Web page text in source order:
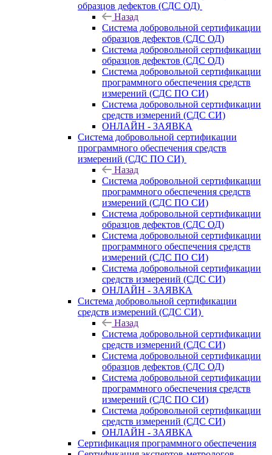
образцов дефектов (СДС ОД)
Назад
Система добровольной сертификации
образцов дефектов (СДС ОД)
Система добровольной сертификации
образцов дефектов (СДС ОД)
Система добровольной сертификации
программного обеспечения средств
измерений (СДС ПО СИ)
Система добровольной сертификации
средств измерений (СДС СИ)
ОНЛАЙН - ЗАЯВКА
Система добровольной сертификации
программного обеспечения средств
измерений (СДС ПО СИ)
Назад
Система добровольной сертификации
программного обеспечения средств
измерений (СДС ПО СИ)
Система добровольной сертификации
образцов дефектов (СДС ОД)
Система добровольной сертификации
программного обеспечения средств
измерений (СДС ПО СИ)
Система добровольной сертификации
средств измерений (СДС СИ)
ОНЛАЙН - ЗАЯВКА
Система добровольной сертификации
средств измерений (СДС СИ)
Назад
Система добровольной сертификации
средств измерений (СДС СИ)
Система добровольной сертификации
образцов дефектов (СДС ОД)
Система добровольной сертификации
программного обеспечения средств
измерений (СДС ПО СИ)
Система добровольной сертификации
средств измерений (СДС СИ)
ОНЛАЙН - ЗАЯВКА
Сертификация программного обеспечения